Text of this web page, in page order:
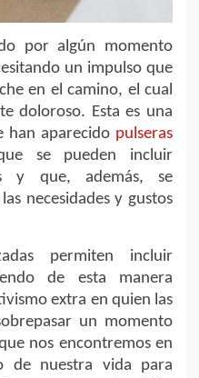
por algún momento
un impulso que
en el camino, el cual
doloroso. Esta es una
han aparecido pulseras
se pueden incluir
y que, además, se
necesidades y gustos
permiten incluir
de esta manera
extra en quien las
un momento
nos encontremos en
de nuestra vida para